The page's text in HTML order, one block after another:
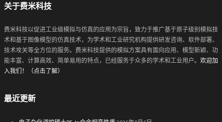
关于费米科技
费米科技以促进工业级模拟与仿真的应用为宗旨，致力于推广基于原子级别模拟技
术和基于图像模型的仿真技术，为学术和工业研究机构提供研发咨询、软件部署、
技术攻关等全方位的服务。费米科技提供的模拟方案具有面向应用、模型新颖、功
能丰富、计算高效、简单易用的特点，已经服务于众多的学术和工业用户。 欢迎加
入我们！（点击了解）
最近更新